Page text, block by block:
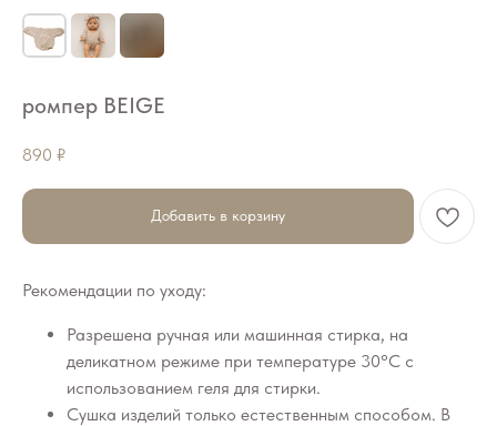
ромпер BEIGE
890 ₽
Добавить в корзину
Рекомендации по уходу:
Разрешена ручная или машинная стирка, на
деликатном режиме при температуре 30°C с
использованием геля для стирки.
Сушка изделий только естественным способом. В